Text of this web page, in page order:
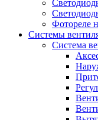
Фотореле
Системы
Система